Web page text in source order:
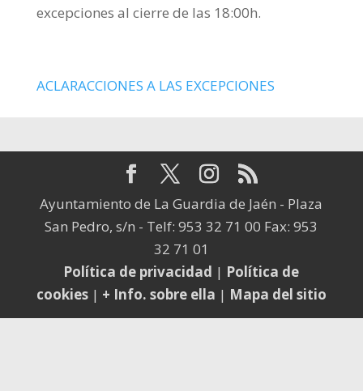
excepciones al cierre de las 18:00h.
ACLARACCIONES A LAS EXCEPCIONES
Ayuntamiento de La Guardia de Jaén - Plaza
San Pedro, s/n - Telf: 953 32 71 00 Fax: 953
32 71 01
Política de privacidad | Política de
cookies| + Info. sobre ella | Mapa del sitio